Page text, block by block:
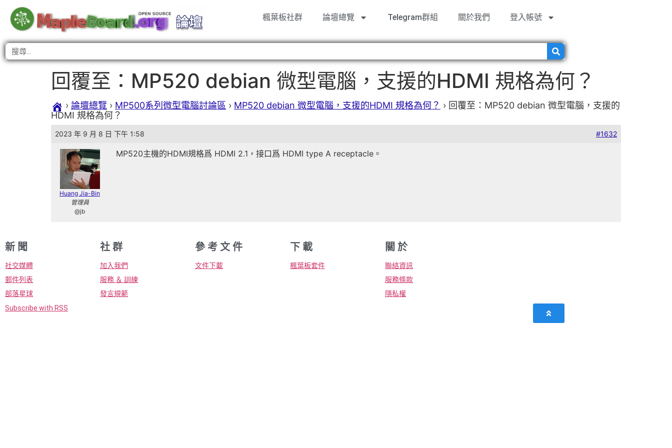
楓葉板社群 論壇總覽 Telegram群組 關於我們 登入帳號
回覆至：MP520 debian 微型電腦，支援的HDMI 規格為何？
› 論壇總覽 › MP500系列微型電腦討論區 › MP520 debian 微型電腦，支援的HDMI 規格為何？ › 回覆至：MP520 debian 微型電腦，支援的
HDMI 規格為何？
2023 年 9 月 8 日 下午 1:58 #1632
Huang Jia-Bin
管理員
@jb
MP520主機的HDMI規格爲 HDMI 2.1，接口爲 HDMI type A receptacle。
新 聞
社交媒體
郵件列表
部落星球
Subscribe with RSS
社 群
加入我們
服務 ＆ 訓練
發言規範
參 考 文 件
文件下載
下 載
楓葉板套件
關 於
聯絡資訊
服務條款
隱私權